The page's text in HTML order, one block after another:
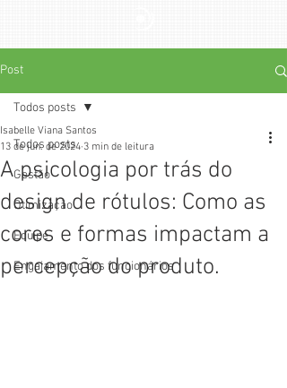
Post
Todos posts
Gestão
Otimização
Equipe
Engajamento dos funcionários
Todos posts
A psicologia por trás do
design de rótulos: Como as
cores e formas impactam a
percepção do produto.
Isabelle Viana Santos
13 de jun. de 2024 3 min de leitura